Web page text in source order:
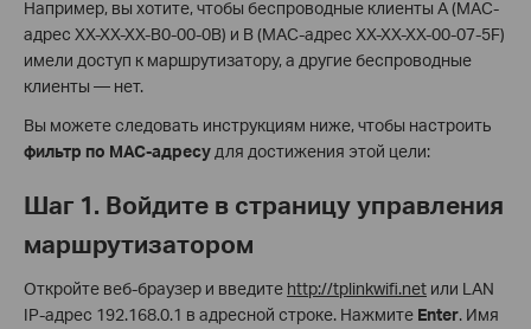
Например, вы хотите, чтобы беспроводные клиенты A (MAC-
адрес XX-XX-XX-B0-00-0B) и B (MAC-адрес XX-XX-XX-00-07-5F)
имели доступ к маршрутизатору, а другие беспроводные
клиенты — нет.
Вы можете следовать инструкциям ниже, чтобы настроить
фильтр по MAC-адресу для достижения этой цели:
Шаг 1. Войдите в страницу управления
маршрутизатором
Откройте веб-браузер и введите http://tplinkwifi.net или LAN
IP-адрес 192.168.0.1 в адресной строке. Нажмите Enter. Имя